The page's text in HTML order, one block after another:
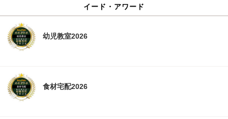
イード・アワード
幼児教室2026
食材宅配2026